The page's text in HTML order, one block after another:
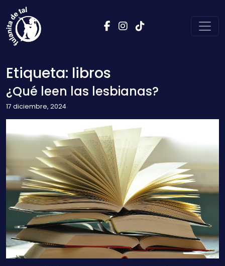
Saltar al contenido
Navegación principal
Etiqueta: libros
¿Qué leen las lesbianas?
17 diciembre, 2024